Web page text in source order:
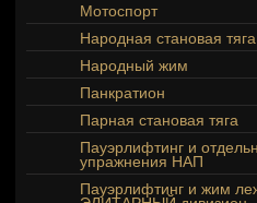
Мотоспорт
Народная становая тяга
Народный жим
Панкратион
Парная становая тяга
Пауэрлифтинг и
упражнения НАП
Пауэрлифтинг и жим